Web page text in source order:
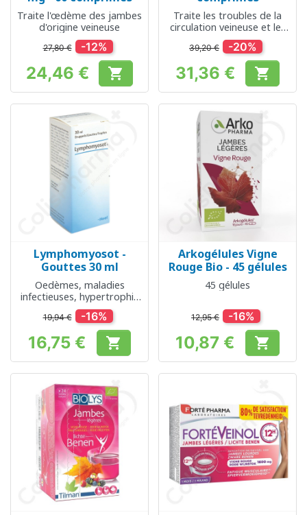
Traite l'œdème des jambes
d'origine veineuse
27,80 € -12%
Prix
24,46 € 
Traite les troubles de la
circulation veineuse et les
hémorroïdes
39,20 € -20%
Prix
31,36 € 
Lymphomyosot -
Gouttes 30 ml
Oedèmes, maladies
infectieuses, hypertrophie
des amygdales
19,94 € -16%
Prix
16,75 € 
Arkogélules Vigne
Rouge Bio - 45 gélules
45 gélules
12,95 € -16%
Prix
10,87 € 